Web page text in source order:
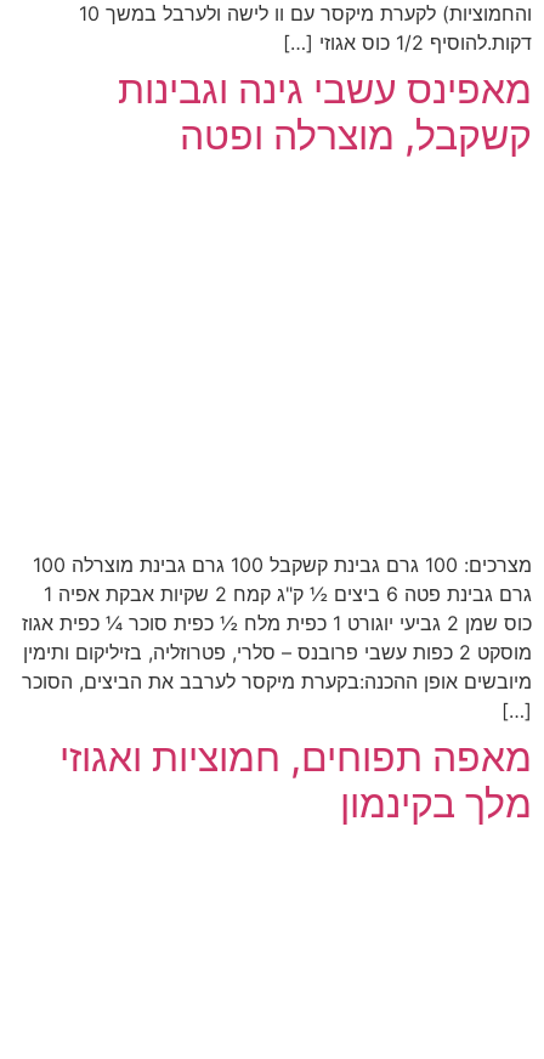
והחמוציות) לקערת מיקסר עם וו לישה ולערבל במשך 10
דקות.להוסיף 1/2 כוס אגוזי […]
מאפינס עשבי גינה וגבינות
קשקבל, מוצרלה ופטה
מצרכים: 100 גרם גבינת קשקבל 100 גרם גבינת מוצרלה 100
גרם גבינת פטה 6 ביצים ½ ק"ג קמח 2 שקיות אבקת אפיה 1
כוס שמן 2 גביעי יוגורט 1 כפית מלח ½ כפית סוכר ¼ כפית אגוז
מוסקט 2 כפות עשבי פרובנס – סלרי, פטרוזליה, בזיליקום ותימין
מיובשים אופן ההכנה:בקערת מיקסר לערבב את הביצים, הסוכר
[…]
מאפה תפוחים, חמוציות ואגוזי
מלך בקינמון